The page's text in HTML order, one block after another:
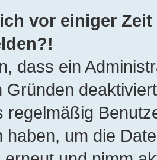
vor einiger
dass ein
Gründen
regelmäßig
haben, um die